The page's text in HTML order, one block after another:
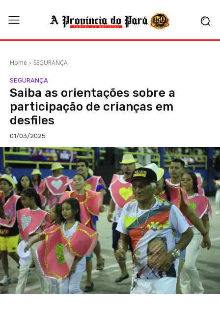
Home SEGURANÇA
SEGURANÇA
Saiba as orientações sobre a
participação de crianças em
desfiles
01/03/2025